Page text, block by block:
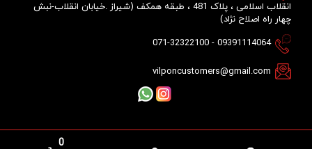
انقلاب اسلامی ، پلاک 481 ، طبقه همکف (شیراز .خیابان انقلاب-نبش
چهار راه اصلاح نژاد)
09391114064 - 071-32322100
تمام حقوق برای فروشگاه شیمی توکل محفوظ می باشد |
0